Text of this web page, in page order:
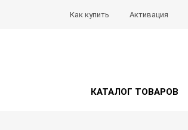
Как купить Активация
КАТАЛОГ ТОВАРОВ